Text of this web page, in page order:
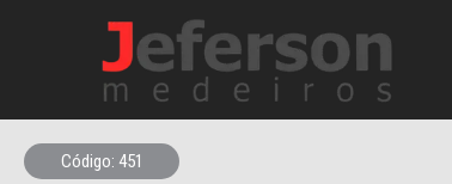
Código: 451